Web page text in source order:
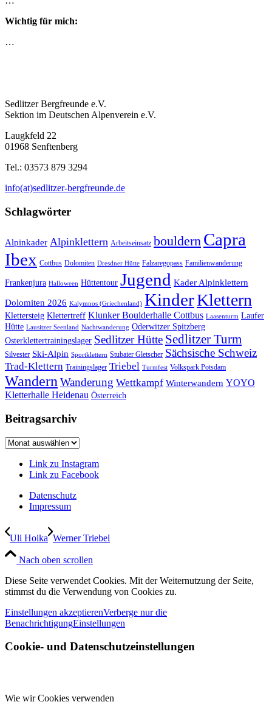
Wichtig für mich:
…
Sedlitzer Bergfreunde e.V.
Sektion im Deutschen Alpenverein e.V.
Laugkfeld 22
01968 Senftenberg
Tel.: 03573 879 3294
info(at)sedlitzer-bergfreunde.de
Schlagwörter
Alpinkader Alpinklettern Arbeitseinsatz bouldern Capra
Ibex Cottbus Dolomiten Dresdner Hütte Falzaregopass Familienwanderung
Frankenjura Halloween Hüttentour Jugend Kader Alpinklettern
Dolomiten 2026 Kalymnos (Griechenland) KinderKlettern
Klettersteig Klettertreff Klunker Boulderhalle Cottbus Laasenturm Laufer
Hütte Lausitzer Seenland Nachtwanderung Oderwitzer Spitzberg
Osterklettertrainingslager Sedlitzer Hütte Sedlitzer Turm
Silvester Ski-Alpin Sportklettern Stubaier Gletscher Sächsische Schweiz
Trad-Klettern Trainingslager Triebel Turmfest Volkspark Potsdam
Wandern Wanderung Wettkampf Winterwandern YOYO
Kletterhalle Heidenau Österreich
Beitragsarchiv
Beitragsarchiv
Link zu Instagram
Link zu Facebook
Datenschutz
Impressum
Uli Hoika Werner Triebel
Nach oben scrollen
Diese Seite verwendet Cookies. Mit der Weiternutzung der Seite,
stimmst du die Verwendung von Cookies zu.
Einstellungen akzeptierenVerberge nur die
BenachrichtigungEinstellungen
Cookie- und Datenschutzeinstellungen
Wie wir Cookies verwenden